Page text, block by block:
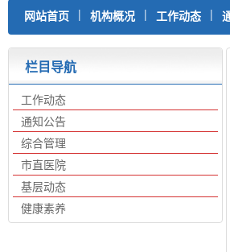
网站首页 | 机构概况 | 工作动态 |
栏目导航
工作动态
通知公告
综合管理
市直医院
基层动态
健康素养